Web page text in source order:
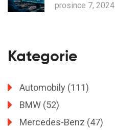
prosince 7, 2024
Kategorie
Automobily (111)
BMW (52)
Mercedes-Benz (47)